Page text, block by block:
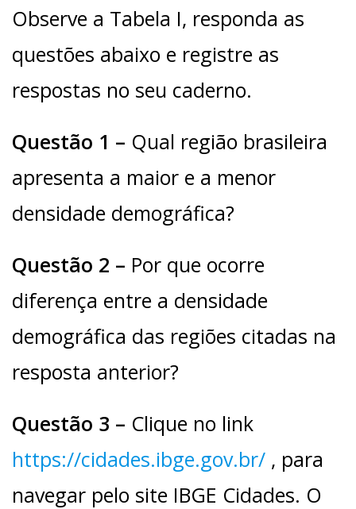
Observe a Tabela I, responda as
questões abaixo e registre as
respostas no seu caderno.
Questão 1 – Qual região brasileira
apresenta a maior e a menor
densidade demográfica?
Questão 2 – Por que ocorre
diferença entre a densidade
demográfica das regiões citadas na
resposta anterior?
Questão 3 – Clique no link
https://cidades.ibge.gov.br/ , para
navegar pelo site IBGE Cidades. O